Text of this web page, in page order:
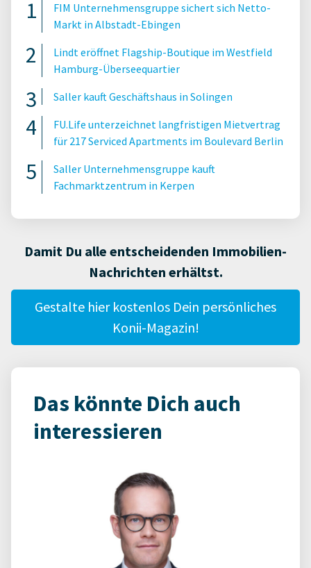
FIM Unternehmensgruppe sichert sich Netto-
Markt in Albstadt-Ebingen
Lindt eröffnet Flagship-Boutique im Westfield
Hamburg-Überseequartier
Saller kauft Geschäftshaus in Solingen
FU.Life unterzeichnet langfristigen Mietvertrag
für 217 Serviced Apartments im Boulevard Berlin
Saller Unternehmensgruppe kauft
Fachmarktzentrum in Kerpen
Damit Du alle entscheidenden Immobilien-
Nachrichten erhältst.
Gestalte hier kostenlos Dein persönliches
Konii-Magazin!
Das könnte Dich auch
interessieren